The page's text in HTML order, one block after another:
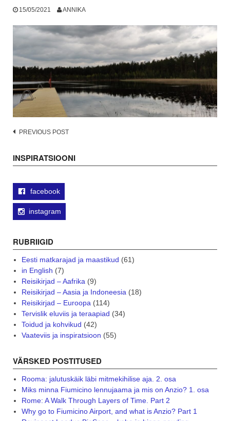
15/05/2021 ANNIKA
Post
PREVIOUS POST
INSPIRATSIOONI
facebook
instagram
RUBRIIGID
Eesti matkarajad ja maastikud (61)
in English (7)
Reisikirjad – Aafrika (9)
Reisikirjad – Aasia ja Indoneesia (18)
Reisikirjad – Euroopa (114)
Tervislik eluviis ja teraapiad (34)
Toidud ja kohvikud (42)
Vaateviis ja inspiratsioon (55)
VÄRSKED POSTITUSED
Rooma: jalutuskäik läbi mitmekihilise aja. 2. osa
Miks minna Fiumicino lennujaama ja mis on Anzio? 1. osa
Rome: A Walk Through Layers of Time. Part 2
Why go to Fiumicino Airport, and what is Anzio? Part 1